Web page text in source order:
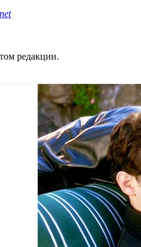
редакции.